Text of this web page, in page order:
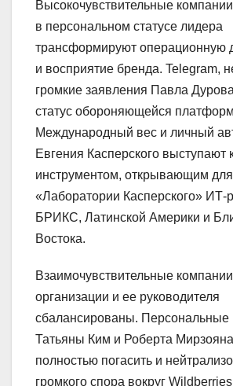
Высокочувствительные
в персональном статусе лидера
трансформируют операционную
и восприятие бренда. Telegram,
громкие заявления Павла
статус обороняющейся
Международный вес и личный
Евгения Касперского
инструментом, открывающим для
«Лаборатории Касперского» ИТ-
БРИКС, Латинской Америки и
Востока.
Взаимочувствительные
организации и ее руководителя
сбалансированы. Персональные
Татьяны Ким и Роберта
полностью погасить и
громкого спора вокруг